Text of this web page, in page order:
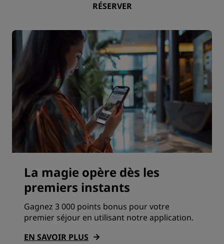
RÉSERVER
La magie opère dès les
premiers instants
Gagnez 3 000 points bonus pour votre
premier séjour en utilisant notre application.
EN SAVOIR PLUS